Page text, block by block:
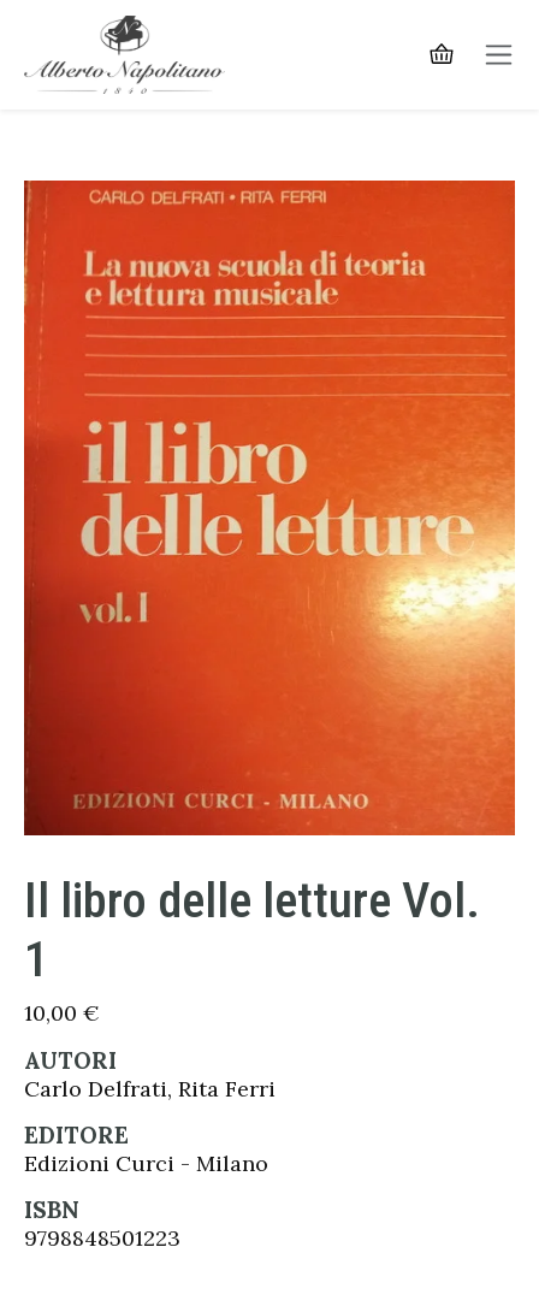
Il libro delle letture Vol.
1
10,00 €
AUTORI
Carlo Delfrati, Rita Ferri
EDITORE
Edizioni Curci - Milano
ISBN
9798848501223